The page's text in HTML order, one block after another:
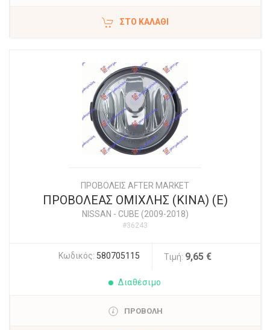
ΣΤΟ ΚΑΛΆΘΙ
ΠΡΟΒΟΛΕΙΣ AFTER MARKET
ΠΡΟΒΟΛΕΑΣ ΟΜΙΧΛΗΣ (ΚΙΝΑ) (Ε)
NISSAN - CUBE (2009-2018)
#36243
Κωδικός: 580705115 Τιμή: 9,65 €
Διαθέσιμο
ΠΡΟΒΟΛΗ